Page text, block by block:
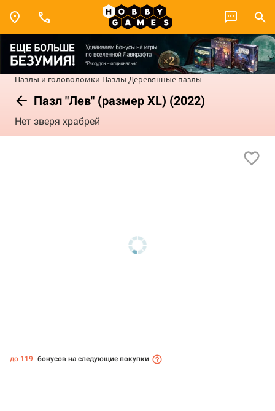
Пазлы и головоломки Пазлы Деревянные пазлы
Пазл "Лев" (размер XL) (2022)
Нет зверя храбрей
до 119 бонусов на следующие покупки